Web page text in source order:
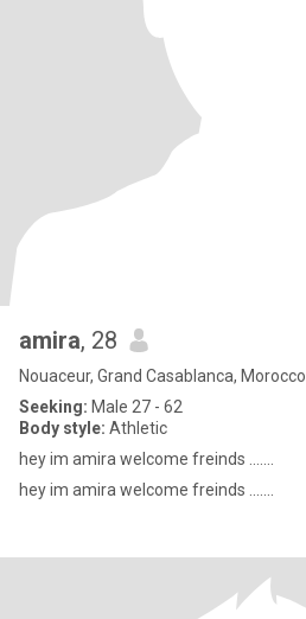
amira, 28
Nouaceur, Grand Casablanca, Morocco
Seeking: Male 27 - 62
Body style: Athletic
hey im amira welcome freinds .......
hey im amira welcome freinds .......